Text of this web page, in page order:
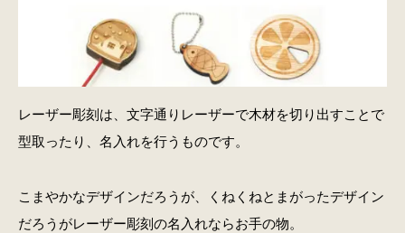
レーザー彫刻は、文字通りレーザーで木材を切り出すことで
型取ったり、名入れを行うものです。
こまやかなデザインだろうが、くねくねとまがったデザイン
だろうがレーザー彫刻の名入れならお手の物。